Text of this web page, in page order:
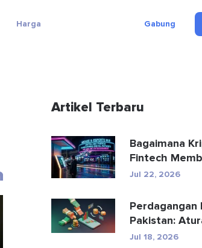
Harga Gabung
Artikel Terbaru
Bagaimana
Fintech
Kembali
Jul 22, 2026
Perdagangan
Pakistan:
Broker,
Jul 18, 2026